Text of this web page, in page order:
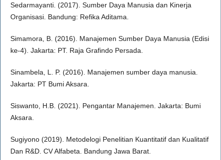
Sedarmayanti. (2017). Sumber Daya Manusia dan Kinerja
Organisasi. Bandung: Refika Aditama.
Simamora, B. (2016). Manajemen Sumber Daya Manusia (Edisi
ke-4). Jakarta: PT. Raja Grafindo Persada.
Sinambela, L. P. (2016). Manajemen sumber daya manusia.
Jakarta: PT Bumi Aksara.
Siswanto, H.B. (2021). Pengantar Manajemen. Jakarta: Bumi
Aksara.
Sugiyono (2019). Metodelogi Penelitian Kuantitatif dan Kualitatif
Dan R&D. CV Alfabeta. Bandung Jawa Barat.